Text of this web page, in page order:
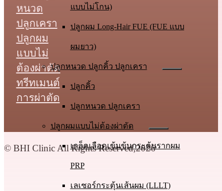
แบบไม่โกน)
ปลูกผม Long-Hair FUE (FUE แบบ
ผมยาว)
ปลูกหนวด ปลูกคิ้ว ปลูกเครา
ปลูกคิ้ว
ปลูกหนวด ปลูกเครา
ปลูกผมแบบไม่ต้องผ่าตัด
เกล็ดเลือดเข้มข้นกระตุ้นรากผม
PRP
เลเซอร์กระตุ้นเส้นผม (LLLT)
หนวด
ปลูกเครา
ปลูกผม
แบบไม่
ต้องผ่าตัด
ทรีทเมนต์
การผ่าตัด
© BHI Clinic All Rights Reserved,2026